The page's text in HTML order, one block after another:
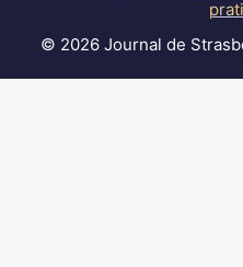
© 2026 Journal de